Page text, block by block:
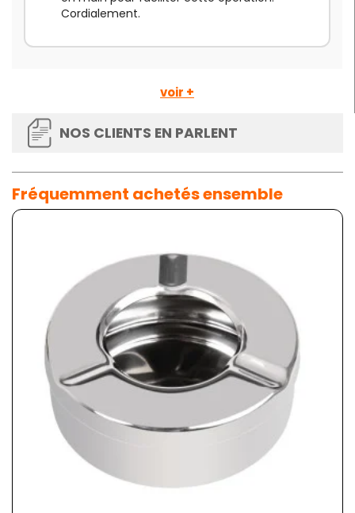
Cordialement.
voir +
NOS CLIENTS EN PARLENT
Fréquemment achetés ensemble